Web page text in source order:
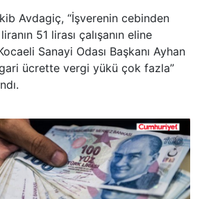
Avdagiç, “İşverenin cebinden
51 lirası çalışanın eline
Sanayi Odası Başkanı Ayhan
ücrette vergi yükü çok fazla”